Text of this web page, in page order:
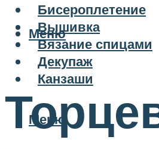
Бисероплетение
Вышивка
Вязание спицами
Декупаж
Канзаши
Меню
Меню